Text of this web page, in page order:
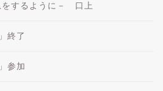
をするように－ 口上
終了
参加